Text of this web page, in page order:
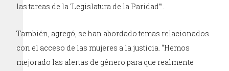
las tareas de la ‘Legislatura de la Paridad’”.
También, agregó, se han abordado temas relacionados
con el acceso de las mujeres a la justicia. “Hemos
mejorado las alertas de género para que realmente